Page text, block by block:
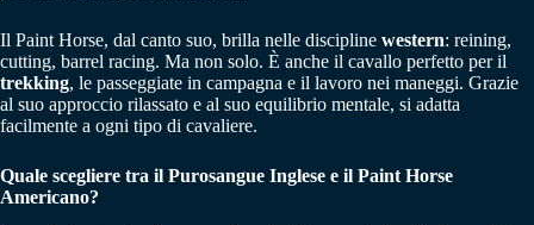
Il Paint Horse, dal canto suo, brilla nelle discipline western: reining,
cutting, barrel racing. Ma non solo. È anche il cavallo perfetto per il
trekking, le passeggiate in campagna e il lavoro nei maneggi. Grazie
al suo approccio rilassato e al suo equilibrio mentale, si adatta
facilmente a ogni tipo di cavaliere.
Quale scegliere tra il Purosangue Inglese e il Paint Horse
Americano?